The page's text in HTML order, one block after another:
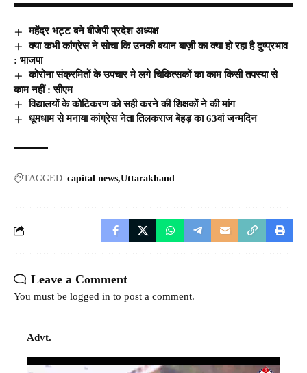
महेंद्र भट्ट बने बीजेपी प्रदेश अध्यक्ष
क्या कभी कांग्रेस ने सोचा कि उनकी बयान बाज़ी का क्या हो रहा है दुष्प्रभाव
: भाजपा
कोरोना संक्रमितों के उपचार मे लगे चिकित्सकों का काम किसी तपस्या से
काम नहीं : सीएम
विद्यालयों के कोटिकरण को सही करने की शिक्षकों ने की मांग
धूमधाम से मनाया कांग्रेस नेता तिलकराज बेहड़ का 63वां जन्मदिन
TAGGED: capital news Uttarakhand
Leave a Comment
You must be logged in to post a comment.
Advt.
Video